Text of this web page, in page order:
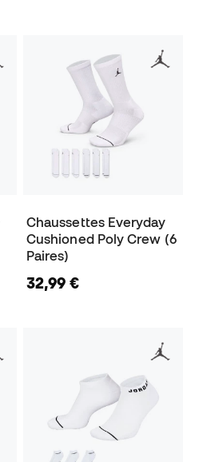
Chaussettes Everyday
Cushioned Poly Crew (6
Paires)
32,99 €